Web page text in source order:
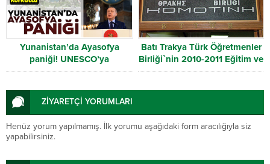
Yunanistan’da Ayasofya
paniği! UNESCO’ya
başvurdular
Batı Trakya Türk Öğretmenler
Birliği`nin 2010-2011 Eğitim ve
Öğretim yılı mesajı
ZİYARETÇİ YORUMLARI
Henüz yorum yapılmamış. İlk yorumu aşağıdaki form aracılığıyla siz
yapabilirsiniz.